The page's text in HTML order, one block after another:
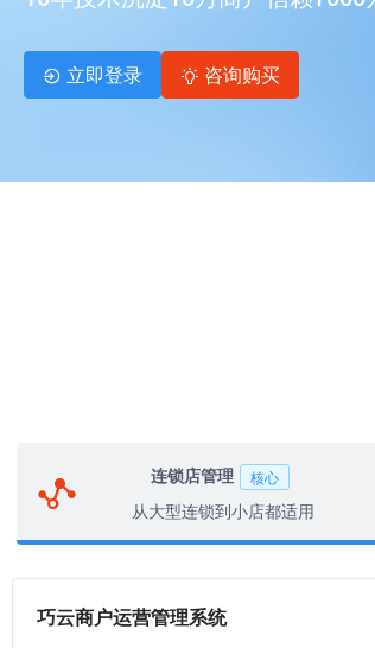
立即登录 咨询购买
连锁店管理 核心
从大型连锁到小店都适用
巧云商户运营管理系统